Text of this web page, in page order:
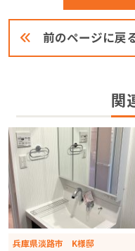
前のページに戻
関
兵庫県淡路市 K様邸